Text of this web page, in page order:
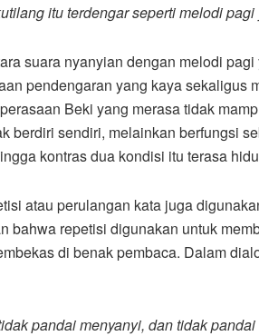
itu terdengar seperti melodi
suara nyanyian dengan melodi
pendengaran yang kaya sekaligus
Beki yang merasa tidak
berdiri sendiri, melainkan berfungsi
kontras dua kondisi itu terasa
atau perulangan kata juga
bahwa repetisi digunakan untuk
di benak pembaca. Dalam
pandai menyanyi, dan tidak pandai